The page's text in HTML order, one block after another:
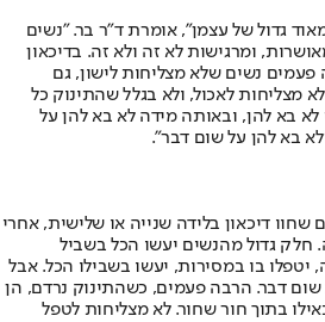
גדול של עצמן", אומרת ד"ר בר. "נשים
ומרגישות לא זה ולא זה. בדיכאון
נשים שלא מצליחות לישון, גם
מצליחות לאכול, ולא בגלל שהתינוק כל
לא בא להן, ובאותה מידה לא בא להן על
בא להן על שום דבר".
שחוו דיכאון בלידה שנייה או שלישית, אחרי
חלק גדול מהנשים יעשו הכל בשביל
בו במסירות, יעשו בשבילו הכל. אבל
דבר. הרבה פעמים, כשהתינוק נרדם, הן
בתוך חור שחור. לא מצליחות לטפל